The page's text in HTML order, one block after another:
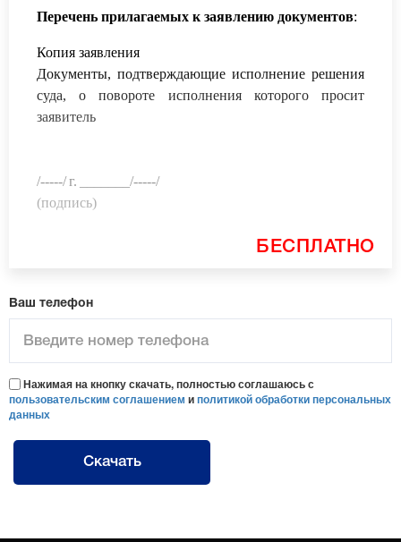
Перечень прилагаемых к заявлению документов:
Копия заявления
Документы, подтверждающие исполнение решения
суда, о повороте исполнения которого просит
заявитель
/-----/г.
/-----/
(подпись)
БЕСПЛАТНО
Ваш телефон
Нажимая на кнопку скачать, полностью соглашаюсь с
пользовательским соглашением иполитикой обработки персональных
данных
Скачать